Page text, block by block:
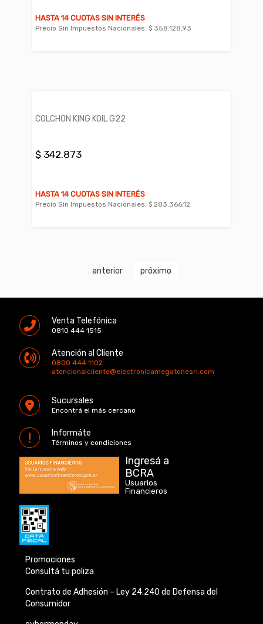
HASTA 14 CUOTAS SIN INTERÉS
Precio Sin Impuestos Nacionales: $ 358.128,93
COLCHON KING KOIL G22
$ 342.873
HASTA 14 CUOTAS SIN INTERÉS
Precio Sin Impuestos Nacionales: $ 283.366,12
anterior próximo
Venta Telefónica
0810 444 1515
Atención al Cliente
0800 444 1102
atencionalcliente@electronicamegatonesrl.com
Sucursales
Encontrá el más cercano
Informáte
Términos y condiciones
Ingresá a
BCRA
Usuarios
Financieros
Promociones
Consultá tu poliza
Contrato de Adhesión – Ley 24.240 de Defensa del
Consumidor